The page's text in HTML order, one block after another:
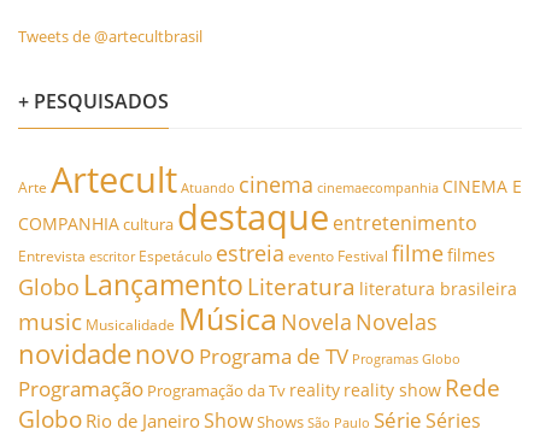
Tweets de @artecultbrasil
+ PESQUISADOS
Arte Artecult Atuando cinema cinemaecompanhia CINEMA E
COMPANHIAcultura destaque entretenimento
Entrevista escritor Espetáculo estreia evento Festival filmefilmes
Globo Lançamento Literatura literatura brasileira
music Musicalidade Música Novela Novelas
novidadenovo Programa de TV Programas Globo
Programação Programação da Tv reality reality show Rede
Globo Rio de JaneiroShowShows São Paulo SérieSéries